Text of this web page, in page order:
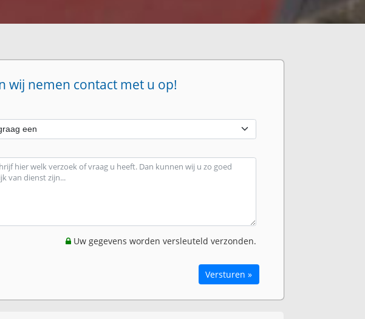
wij nemen contact met u op!
Uw gegevens worden versleuteld verzonden.
Versturen »